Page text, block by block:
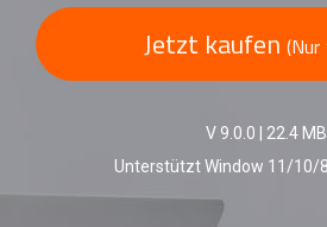
Support Jetzt kaufen (Nur
V 9.0.0
22.4 MB
Unterstützt Window 11/10/